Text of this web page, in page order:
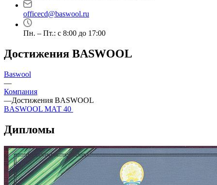
officecd@baswool.ru
Пн. – Пт.: с 8:00 до 17:00
Достижения BASWOOL
Baswool
—
Компания
—Достижения BASWOOL
BASWOOL МАТ 40
Дипломы